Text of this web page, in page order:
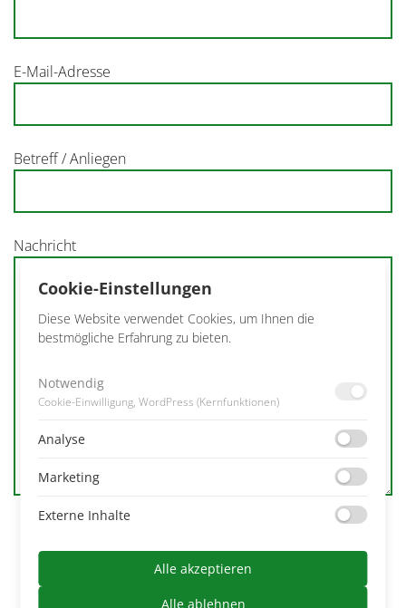
E-Mail-Adresse
Betreff / Anliegen
Nachricht
genommen und bin damit einverstanden, dass die von
mir angegebenen Daten elektronisch erhoben und
gespeichert werden. Meine Daten werden dabei nur
Cookie-Einstellungen
Diese Website verwendet Cookies, um Ihnen die
bestmögliche Erfahrung zu bieten.
Notwendig
Cookie-Einwilligung, WordPress (Kernfunktionen)
Analyse
Marketing
Externe Inhalte
Alle akzeptieren
Alle ablehnen